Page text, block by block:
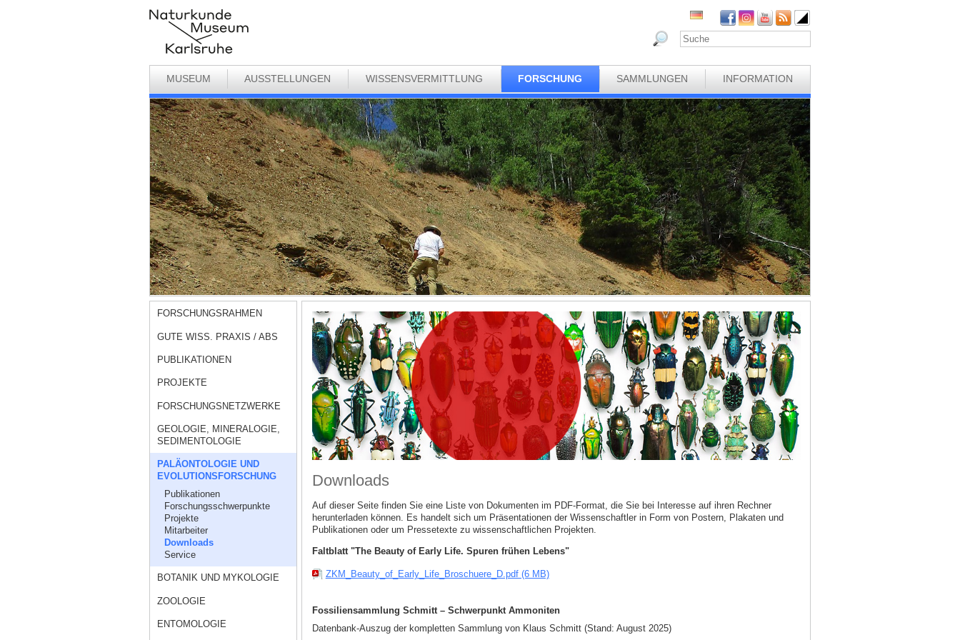
MUSEUM AUSSTELLUNGEN WISSENSVERMITTLUNG FORSCHUNG SAMMLUNGEN INFORMATION
FORSCHUNGSRAHMEN
GUTE WISS. PRAXIS / ABS
PUBLIKATIONEN
PROJEKTE
FORSCHUNGSNETZWERKE
GEOLOGIE, MINERALOGIE,
SEDIMENTOLOGIE
PALÄONTOLOGIE UND
EVOLUTIONSFORSCHUNG
Publikationen
Forschungsschwerpunkte
Projekte
Mitarbeiter
Downloads
Service
BOTANIK UND MYKOLOGIE
ZOOLOGIE
ENTOMOLOGIE
Downloads
Auf dieser Seite finden Sie eine Liste von Dokumenten im PDF-Format, die Sie bei Interesse auf ihren Rechner
herunterladen können. Es handelt sich um Präsentationen der Wissenschaftler in Form von Postern, Plakaten und
Publikationen oder um Pressetexte zu wissenschaftlichen Projekten.
Faltblatt "The Beauty of Early Life. Spuren frühen Lebens"
ZKM_Beauty_of_Early_Life_Broschuere_D.pdf (6 MB)
Fossiliensammlung Schmitt – Schwerpunkt Ammoniten
Datenbank-Auszug der kompletten Sammlung von Klaus Schmitt (Stand: August 2025)